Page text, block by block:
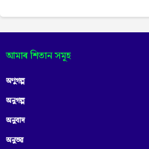
আমাৰ শিতান সমূহ
অণুগল্প
অনুগল্প
অনুবাদ
অনুভৱ